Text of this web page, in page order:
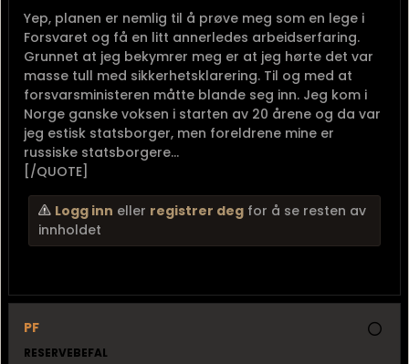
Yep, planen er nemlig til å prøve meg som en lege i
Forsvaret og få en litt annerledes arbeidserfaring.
Grunnet at jeg bekymrer meg er at jeg hørte det var
masse tull med sikkerhetsklarering. Til og med at
forsvarsministeren måtte blande seg inn. Jeg kom i
Norge ganske voksen i starten av 20 årene og da var
jeg estisk statsborger, men foreldrene mine er
russiske statsborgere...
[/QUOTE]
Logg inn eller registrer deg for å se resten av
innholdet
PF
RESERVEBEFAL